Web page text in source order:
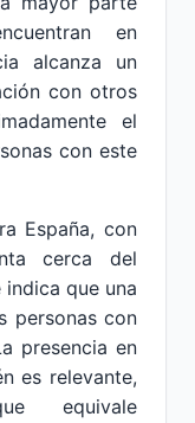
en
alcanza un
con otros
el
con este
España, con
cerca del
que una
personas con
presencia en
es relevante,
equivale